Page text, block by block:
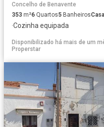
Concelho de Benavente
353 m²6 Quartos5 BanheirosCasa
·Cozinha equipada
Disponibilizado há mais de um
Properstar